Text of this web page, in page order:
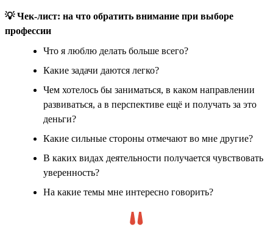
💡 Чек-лист: на что обратить внимание при выборе
профессии
Что я люблю делать больше всего?
Какие задачи даются легко?
Чем хотелось бы заниматься, в каком направлении
развиваться, а в перспективе ещё и получать за это
деньги?
Какие сильные стороны отмечают во мне другие?
В каких видах деятельности получается чувствовать
уверенность?
На какие темы мне интересно говорить?